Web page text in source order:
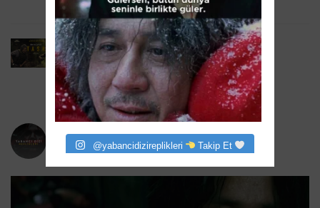
6 Ağustos 2026
Task 2. Sezona Yenilendi: Mark Ruffalo
HBO’nun Suç Dramanına Geri Dönüyor
6 Ağustos 2026
yabancidizireplikleri
Bizi instagram da takip eder misiniz?
@yabancidizireplikleri Takip Et